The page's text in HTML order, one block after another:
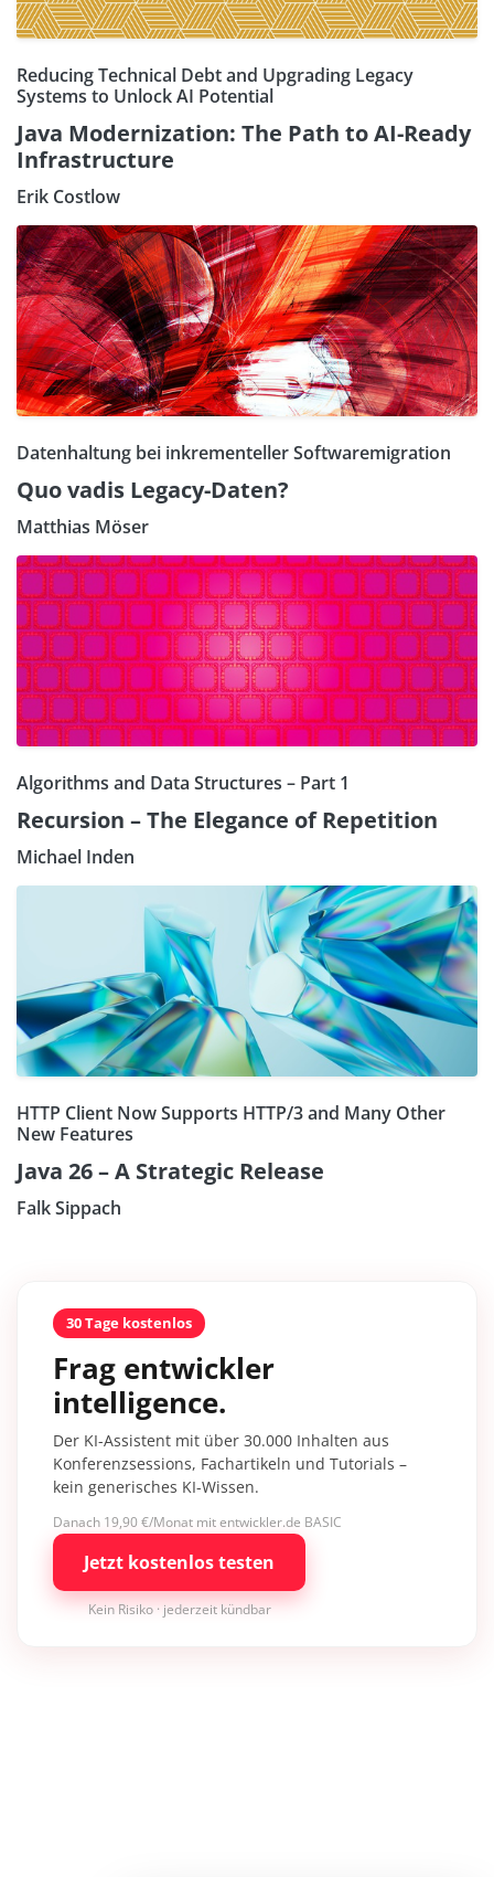
Reducing Technical Debt and Upgrading Legacy
Systems to Unlock AI Potential
Java Modernization: The Path to AI-Ready
Infrastructure
Erik Costlow
Datenhaltung bei inkrementeller Softwaremigration
Quo vadis Legacy-Daten?
Matthias Möser
Algorithms and Data Structures – Part 1
Recursion – The Elegance of Repetition
Michael Inden
HTTP Client Now Supports HTTP/3 and Many Other
New Features
Java 26 – A Strategic Release
Falk Sippach
30 Tage kostenlos
Frag entwickler
intelligence.
Der KI-Assistent mit über 30.000 Inhalten aus
Konferenzsessions, Fachartikeln und Tutorials –
kein generisches KI-Wissen.
Danach 19,90 €/Monat mit entwickler.de BASIC
Jetzt kostenlos testen
Kein Risiko · jederzeit kündbar